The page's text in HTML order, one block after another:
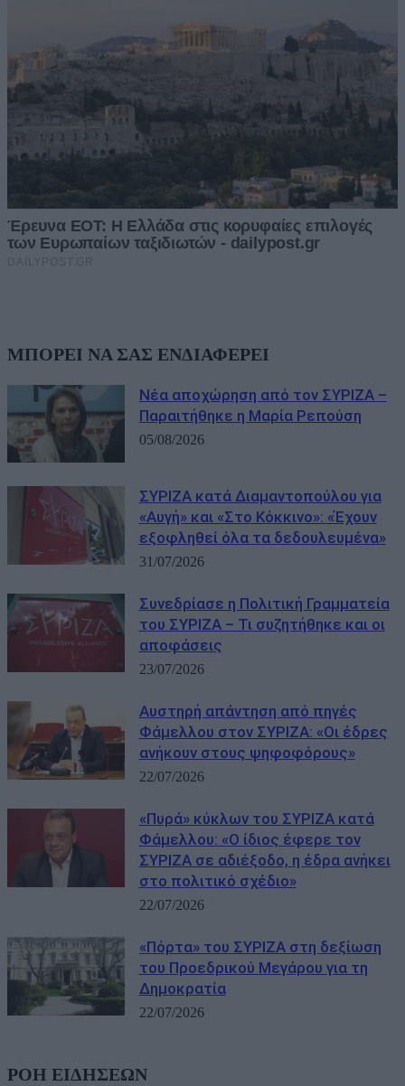
ΜΠΟΡΕΙ ΝΑ ΣΑΣ ΕΝΔΙΑΦΕΡΕΙ
Νέα αποχώρηση από τον ΣΥΡΙΖΑ –
Παραιτήθηκε η Μαρία Ρεπούση
05/08/2026
ΣΥΡΙΖΑ κατά Διαμαντοπούλου για
«Αυγή» και «Στο Κόκκινο»: «Έχουν
εξοφληθεί όλα τα δεδουλευμένα»
31/07/2026
Συνεδρίασε η Πολιτική Γραμματεία
του ΣΥΡΙΖΑ – Τι συζητήθηκε και οι
αποφάσεις
23/07/2026
Αυστηρή απάντηση από πηγές
Φάμελλου στον ΣΥΡΙΖΑ: «Οι έδρες
ανήκουν στους ψηφοφόρους»
22/07/2026
«Πυρά» κύκλων του ΣΥΡΙΖΑ κατά
Φάμελλου: «Ο ίδιος έφερε τον
ΣΥΡΙΖΑ σε αδιέξοδο, η έδρα ανήκει
στο πολιτικό σχέδιο»
22/07/2026
«Πόρτα» του ΣΥΡΙΖΑ στη δεξίωση
του Προεδρικού Μεγάρου για τη
Δημοκρατία
22/07/2026
ΡΟΗ ΕΙΔΗΣΕΩΝ